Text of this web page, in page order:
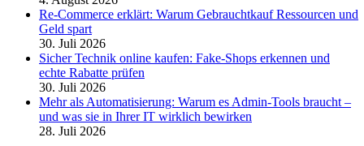
Re-Commerce erklärt: Warum Gebrauchtkauf Ressourcen und
Geld spart
30. Juli 2026
Sicher Technik online kaufen: Fake-Shops erkennen und
echte Rabatte prüfen
30. Juli 2026
Mehr als Automatisierung: Warum es Admin-Tools braucht –
und was sie in Ihrer IT wirklich bewirken
28. Juli 2026